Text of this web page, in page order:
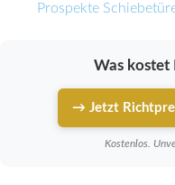
Prospekte
Was kostet
→ Jetzt
Kostenlos.